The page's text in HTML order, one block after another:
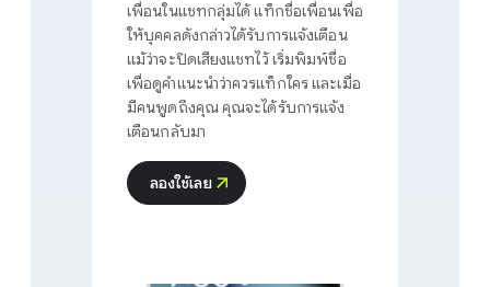
เพื่อนในแชทกลุ่มได้ แท็กชื่อเพื่อนเพื่อ
ให้บุคคลดังกล่าวได้รับการแจ้งเตือน
แม้ว่าจะปิดเสียงแชทไว้ เริ่มพิมพ์ชื่อ
เพื่อดูคำแนะนำว่าควรแท็กใคร และเมื่อ
มีคนพูดถึงคุณ คุณจะได้รับการแจ้ง
เตือนกลับมา
ลองใช้เลย